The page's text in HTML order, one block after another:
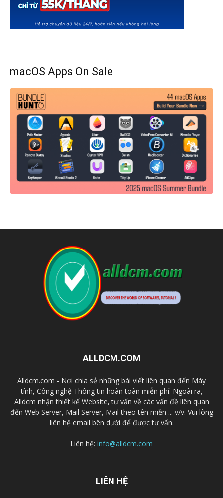
macOS Apps On Sale
ALLDCM.COM
Alldcm.com - Nơi chia sẻ những bài viết liên quan đến Máy
tính, Công nghệ Thông tin hoàn toàn miễn phí. Ngoài ra,
Alldcm nhận thiết kế Website, tư vấn về các vấn đề liên quan
đến Web Server, Mail Server, Mail theo tên miền ... v/v. Vui lòng
liên hệ email bên dưới để được tư vấn.
Liên hệ: info@alldcm.com
LIÊN HỆ